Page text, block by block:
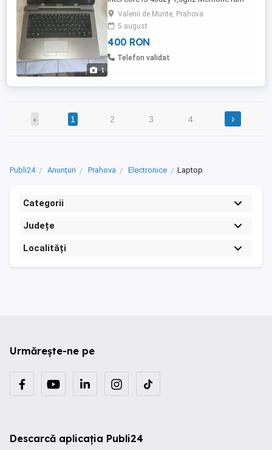
1
4gb Stocare:ssd 128 gb Display 12,1 inch
cu touchscreen 1366 768 Tastatura
iluminata,wi-fi,webcam,bluetooth, 2 x
usb,display port,slot card sd.
Valenii de Munte, Prahova
5 august
400 RON
Telefon validat
‹ 1 2 3 4 ›
Publi24 Anunțuri Prahova Electronice Laptop
Categorii
Județe
Localități
Urmărește-ne pe
Descarcă aplicația Publi24